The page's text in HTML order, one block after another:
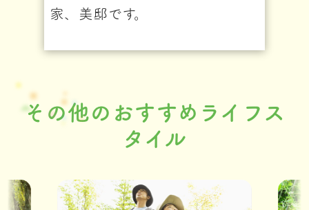
家、美邸です。
その他のおすすめライフス
タイル